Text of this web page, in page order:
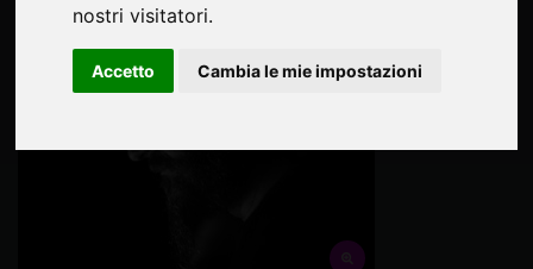
nostri visitatori.
Accetto Cambia le mie impostazioni